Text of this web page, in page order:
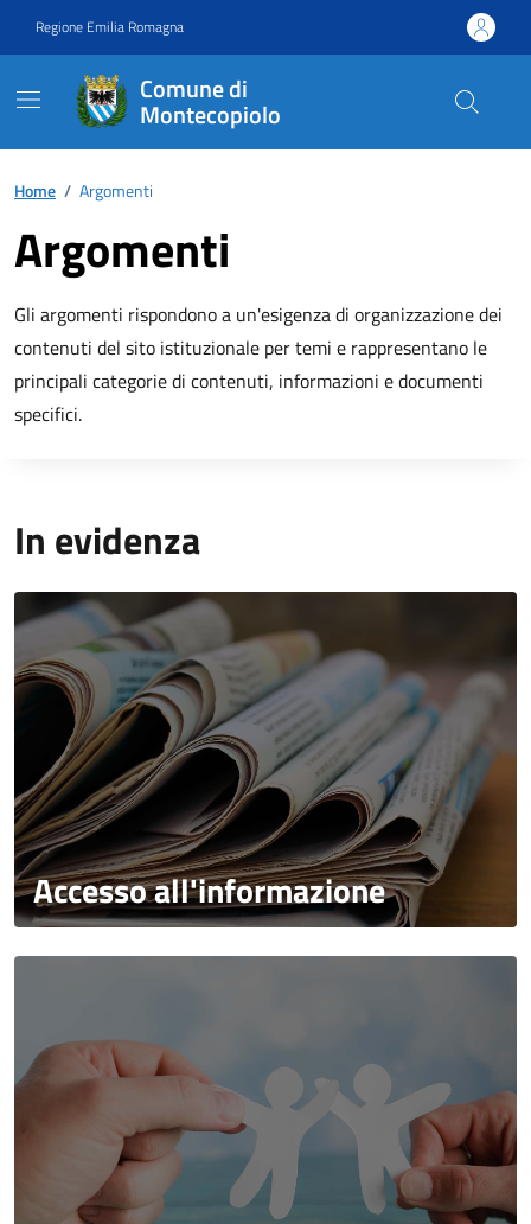
Regione Emilia Romagna
Comune di
Montecopiolo
Contenuti in evidenza
Home / Argomenti
Argomenti
Gli argomenti rispondono a un'esigenza di organizzazione dei
contenuti del sito istituzionale per temi e rappresentano le
principali categorie di contenuti, informazioni e documenti
specifici.
In evidenza
Accesso all'informazione